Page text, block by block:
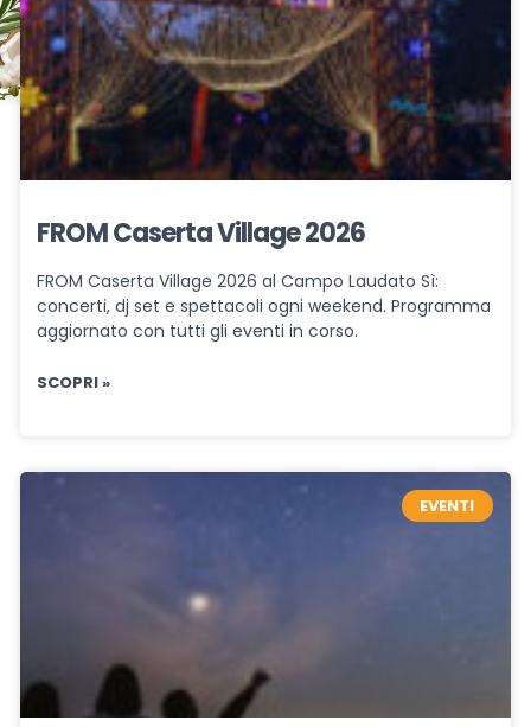
FROM Caserta Village 2026
FROM Caserta Village 2026 al Campo Laudato Sì:
concerti, dj set e spettacoli ogni weekend. Programma
aggiornato con tutti gli eventi in corso.
SCOPRI »
EVENTI